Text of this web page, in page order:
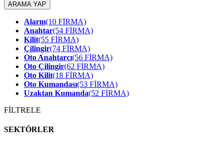
ARAMA YAP
Alarm(10 FİRMA)
Anahtar(54 FİRMA)
Kilit(55 FİRMA)
Çilingir(74 FİRMA)
Oto Anahtarcı(56 FİRMA)
Oto Çilingir(62 FİRMA)
Oto Kilit(18 FİRMA)
Oto Kumandası(53 FİRMA)
Uzaktan Kumanda(52 FİRMA)
FİLTRELE
SEKTÖRLER